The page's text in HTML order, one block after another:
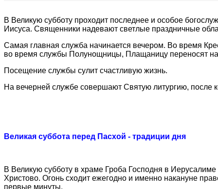
В Великую субботу проходит последнее и особое
Иисуса. Священники надевают светлые праздничные
Самая главная служба начинается вечером. Во время
во время службы Полунощницы, Плащаницу переносят на
Посещение службы сулит счастливую жизнь.
На вечерней службе совершают Святую литургию, после
Великая суббота перед Пасхой - традиции дня
В Великую субботу в храме Гроба Господня в
Христово. Огонь сходит ежегодно и именно накануне
первые минуты.